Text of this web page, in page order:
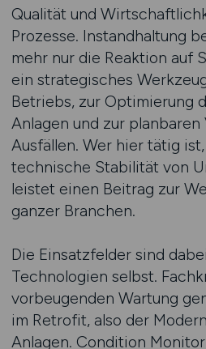
Qualität und
Prozesse. Instandhaltung
mehr nur die Reaktion auf
ein strategisches
Betriebs, zur Optimierung
Anlagen und zur
Ausfällen. Wer hier tätig
technische Stabilität von
leistet einen Beitrag zur
ganzer Branchen.
Die Einsatzfelder sind
Technologien selbst.
vorbeugenden Wartung
im Retrofit, also der
Anlagen. Condition